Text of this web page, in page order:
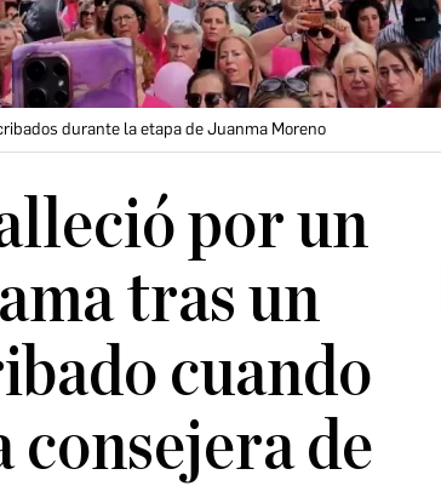
durante la etapa de Juanma Moreno
por un
tras un
cuando
de